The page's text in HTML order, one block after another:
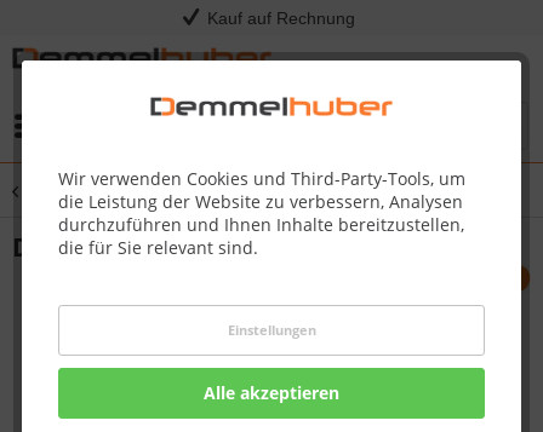
Kauf auf Rechnung
Wir verwenden Cookies und Third-Party-Tools, um
die Leistung der Website zu verbessern, Analysen
durchzuführen und Ihnen Inhalte bereitzustellen,
die für Sie relevant sind.
Einstellungen
Alle akzeptieren
Übersicht Plattenverlegung
Drainage für Terrasse